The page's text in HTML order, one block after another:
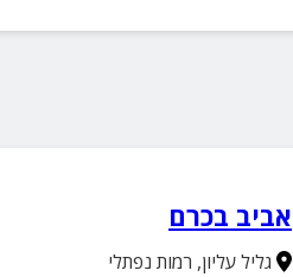
אביב בכרם
גליל עליון, רמות נפתלי